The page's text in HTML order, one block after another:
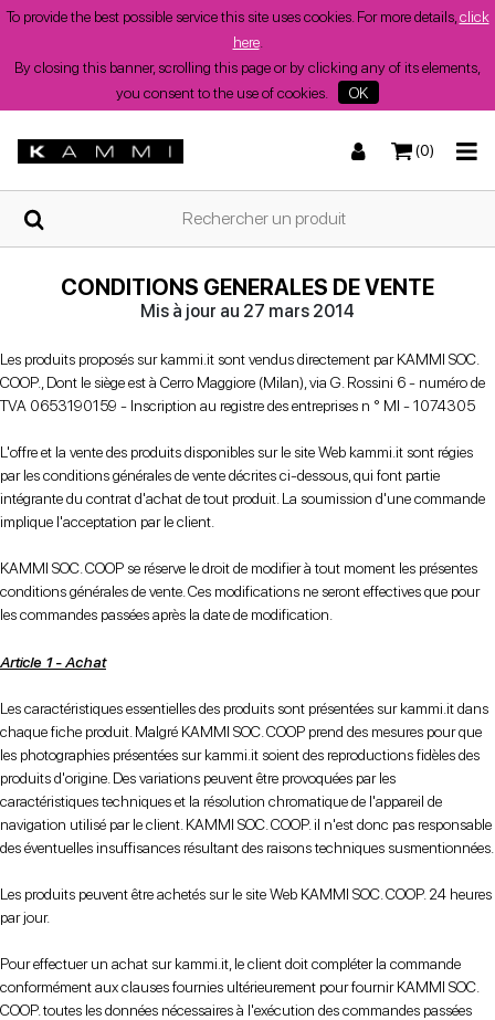
To provide the best possible service this site uses cookies. For more details, click
here.
By closing this banner, scrolling this page or by clicking any of its elements,
you consent to the use of cookies.
OK
(0)
DOMICILE
QUI
SOMMES-
CHAUSSURES
FEMME
D'ETE
CHAUSSURES
POUR
FEMMES
CHAUSSURES
CONTACTS
S'identifier
IT
Sandales basses
Bottes et bottinesWedges
Sandales à talonsChaussures à talons
Chaussures basses
en
arrière
Bottes et bottines
WedgesChaussures à talons
Chaussures basses
en
arrière
CONDITIONS GENERALES DE VENTE
Mis à jour au 27 mars 2014
Les produits proposés sur kammi.it sont vendus directement par KAMMI SOC.
COOP., Dont le siège est à Cerro Maggiore (Milan), via G. Rossini 6 - numéro de
TVA 0653190159 - Inscription au registre des entreprises n ° MI - 1074305
L'offre et la vente des produits disponibles sur le site Web kammi.it sont régies
par les conditions générales de vente décrites ci-dessous, qui font partie
intégrante du contrat d'achat de tout produit. La soumission d'une commande
implique l'acceptation par le client.
KAMMI SOC. COOP se réserve le droit de modifier à tout moment les présentes
conditions générales de vente. Ces modifications ne seront effectives que pour
les commandes passées après la date de modification.
Article 1 - Achat
Les caractéristiques essentielles des produits sont présentées sur kammi.it dans
chaque fiche produit. Malgré KAMMI SOC. COOP prend des mesures pour que
les photographies présentées sur kammi.it soient des reproductions fidèles des
produits d'origine. Des variations peuvent être provoquées par les
caractéristiques techniques et la résolution chromatique de l'appareil de
navigation utilisé par le client. KAMMI SOC. COOP. il n'est donc pas responsable
des éventuelles insuffisances résultant des raisons techniques susmentionnées.
Les produits peuvent être achetés sur le site Web KAMMI SOC. COOP. 24 heures
par jour.
Pour effectuer un achat sur kammi.it, le client doit compléter la commande
conformément aux clauses fournies ultérieurement pour fournir KAMMI SOC.
COOP. toutes les données nécessaires à l'exécution des commandes passées